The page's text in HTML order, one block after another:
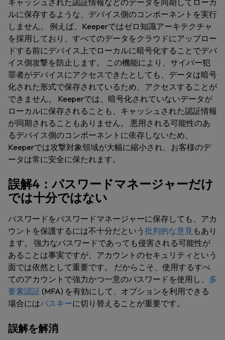
キャッシュされた認証情報などのデータを同期してローカ
ルに保存するような、デバイス側のコンポーネントを実行
しません。 例えば、Keeperではゼロ知識アーキテクチャ
を採用しており、すべてのデータをクラウドにアップロー
ドする前にデバイス上でローカルに暗号化することでデバ
イス側攻撃を防止します。 この機能により、サイバー犯
罪者がデバイスにアクセスできたとしても、データは暗号
化された形式で保存されているため、アクセスすることが
できません。 Keeperでは、暗号化されていないデータが
ローカルに保存されることも、キャッシュされた認証情報
が同期されることもありません。 悪用される可能性のあ
るデバイス側のコンポーネントに依存しないため、
Keeperでは攻撃対象領域が大幅に縮小され、お客様のデ
ータは常に安全に保たれます。
誤解4：パスワードマネージャーだけ
では十分ではない
パスワードをパスワードマネージャーに保存しても、アカ
ウントを保護するには不十分だという 批判的な意見 もあり
ます。 強力なパスワードであっても侵害される可能性が
あることは事実ですが、アカウントのセキュリティという
面では依然として重要です。 だからこそ、使用するすべ
てのアカウントで強力かつ一意のパスワードを使用し、 多
要素認証 (MFA) を有効にして、オプションを利用できる
場合にはパスキーに切り替えることが重要です。
誤解を解消